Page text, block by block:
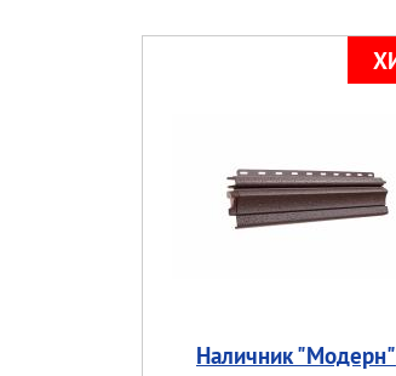
Наличник "Модерн"